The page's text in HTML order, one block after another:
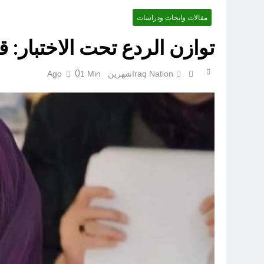
مقالات وابحاث ودراسات
توازن الردع تحت
Iraq Nationشهرين Ago 01 Min